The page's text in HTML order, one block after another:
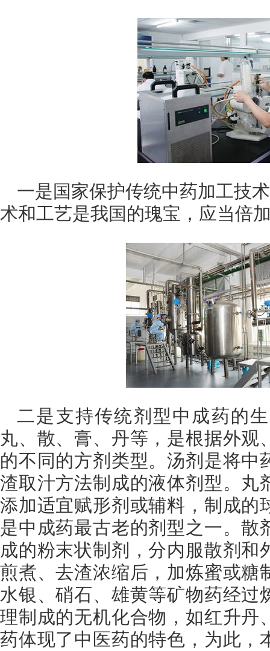
一是国家保护传统中药加工技
术和工艺是我国的瑰宝，应当倍
二是支持传统剂型中成药的
丸、散、膏、丹等，是根据外观
的不同的方剂类型。汤剂是将中
渣取汁方法制成的液体剂型。丸
添加适宜赋形剂或辅料，制成的
是中成药最古老的剂型之一。散
成的粉末状制剂，分内服散剂和
煎煮、去渣浓缩后，加炼蜜或糖
水银、硝石、雄黄等矿物药经过
理制成的无机化合物，如红升丹
药体现了中医药的特色，为此，